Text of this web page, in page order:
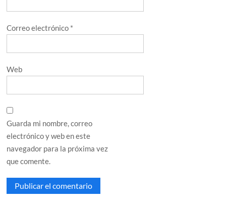
Correo electrónico *
Web
Guarda mi nombre, correo
electrónico y web en este
navegador para la próxima vez
que comente.